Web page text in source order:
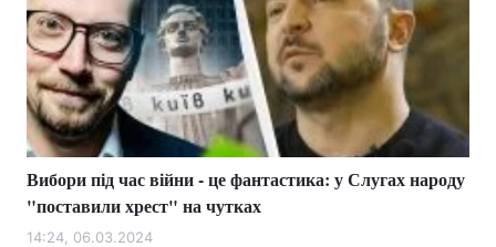
Вибори під час війни - це фантастика: у Слугах народу
"поставили хрест" на чутках
14:24, 06.03.2024